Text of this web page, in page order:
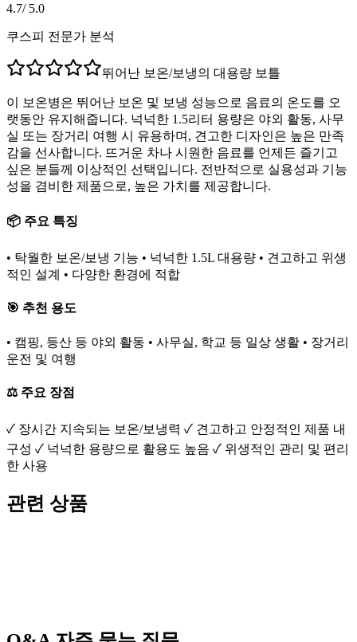
4.7/ 5.0
쿠스피 전문가 분석
뛰어난 보온/보냉의 대용량 보틀
이 보온병은 뛰어난 보온 및 보냉 성능으로 음료의 온도를 오
랫동안 유지해줍니다. 넉넉한 1.5리터 용량은 야외 활동, 사무
실 또는 장거리 여행 시 유용하며, 견고한 디자인은 높은 만족
감을 선사합니다. 뜨거운 차나 시원한 음료를 언제든 즐기고
싶은 분들께 이상적인 선택입니다. 전반적으로 실용성과 기능
성을 겸비한 제품으로, 높은 가치를 제공합니다.
📦 주요 특징
• 탁월한 보온/보냉 기능 • 넉넉한 1.5L 대용량 • 견고하고 위생
적인 설계 • 다양한 환경에 적합
🎯 추천 용도
• 캠핑, 등산 등 야외 활동 • 사무실, 학교 등 일상 생활 • 장거리
운전 및 여행
⚖️ 주요 장점
✓ 장시간 지속되는 보온/보냉력 ✓ 견고하고 안정적인 제품 내
구성 ✓ 넉넉한 용량으로 활용도 높음 ✓ 위생적인 관리 및 편리
한 사용
관련 상품